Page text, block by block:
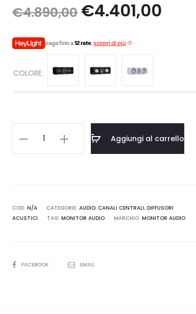
€4.890,00 Il
era:
€4.401,00
è:
paga fino a12 rate,scopri di più
COLORE
Monitor
–
Diffusore
Aggiungi al carrello
COD:N/A CATEGORIE:AUDIO,CANALI CENTRALI,DIFFUSORI
ACUSTICI
TAG:MONITOR AUDIO MARCHIO:MONITOR AUDIO
SHAREFACEBOOK EMAIL